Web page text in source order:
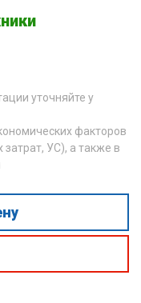
уточняйте у
факторов
затрат, УС), а также в